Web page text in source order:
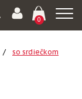
0
so srdiečkom